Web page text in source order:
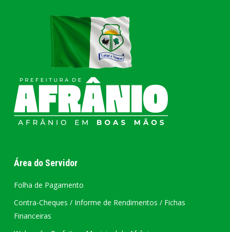
Área do Servidor
Folha de Pagamento
Contra-Cheques / Informe de Rendimentos / Fichas
Financeiras